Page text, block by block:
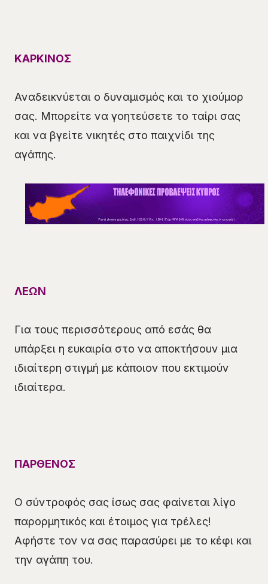
ΚΑΡΚΙΝΟΣ
Αναδεικνύεται ο δυναμισμός και το χιούμορ
σας. Μπορείτε να γοητεύσετε το ταίρι σας
και να βγείτε νικητές στο παιχνίδι της
αγάπης.
ΛΕΩΝ
Για τους περισσότερους από εσάς θα
υπάρξει η ευκαιρία στο να αποκτήσουν μια
ιδιαίτερη στιγμή με κάποιον που εκτιμούν
ιδιαίτερα.
ΠΑΡΘΕΝΟΣ
Ο σύντροφός σας ίσως σας φαίνεται λίγο
παρορμητικός και έτοιμος για τρέλες!
Αφήστε τον να σας παρασύρει με το κέφι και
την αγάπη του.